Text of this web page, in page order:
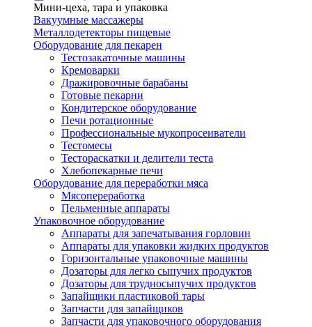
Мини-цеха, тара и упаковка
Вакуумные массажеры
Металлодетекторы пищевые
Оборудование для пекарен
Тестозакаточные машины
Кремоварки
Дражировочные барабаны
Готовые пекарни
Кондитерское оборудование
Печи ротационные
Профессиональные мукопросеиватели
Тестомесы
Тестораскатки и делители теста
Хлебопекарные печи
Оборудование для переработки мяса
Мясопереработка
Пельменные аппараты
Упаковочное оборудование
Аппараты для запечатывания горловин
Аппараты для упаковки жидких продуктов
Горизонтальные упаковочные машины
Дозаторы для легко сыпучих продуктов
Дозаторы для трудносыпучих продуктов
Запайщики пластиковой тары
Запчасти для запайщиков
Запчасти для упаковочного оборудования